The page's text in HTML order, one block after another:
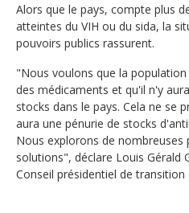
Alors que le pays, compte plus
atteintes du VIH ou du sida, la
pouvoirs publics rassurent.
"Nous voulons que la
des médicaments et qu'il n'y
stocks dans le pays. Cela ne se
aura une pénurie de stocks
Nous explorons de nombreuses
solutions", déclare Louis Gérald
Conseil présidentiel de transition